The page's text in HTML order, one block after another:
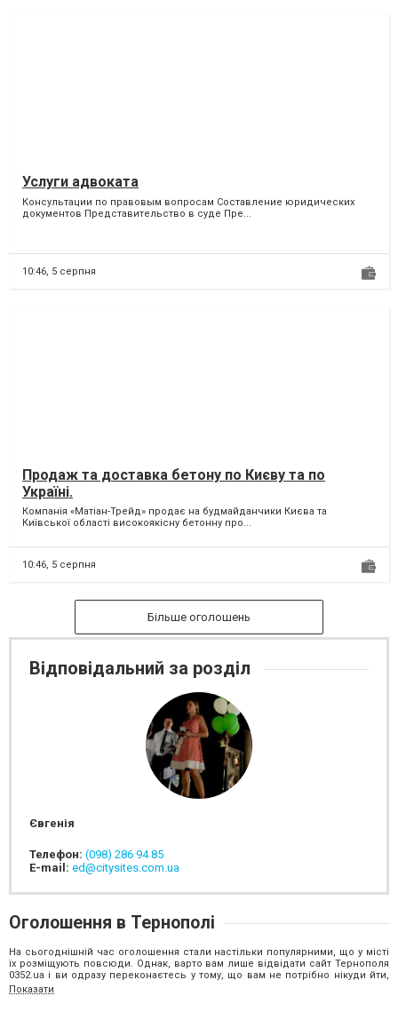
Услуги адвоката
Консультации по правовым вопросам Составление юридических
документов Представительство в суде Пре...
10:46, 5 серпня
Продаж та доставка бетону по Києву та по
Україні.
Компанія «Матіан-Трейд» продає на будмайданчики Києва та
Київської області високоякісну бетонну про...
10:46, 5 серпня
Більше оголошень
Відповідальний за розділ
Євгенія
Телефон: (098) 286 94 85
E-mail: ed@citysites.com.ua
Оголошення в Тернополі
На сьогоднішній час оголошення стали настільки популярними, що у місті
їх розміщують повсюди. Однак, варто вам лише відвідати сайт Тернополя
0352.ua і ви одразу переконаєтесь у тому, що вам не потрібно нікуди йти,
купувати газети, брошури або ж витрачати час на пошук інформації у мережі
Інтернет. Адже на нашому сайті у рубриці «Оголошення» ви матимете
Показати